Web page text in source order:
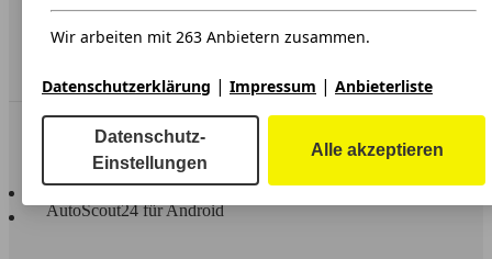
Service
In Verbindung bleiben
AutoScout24 für iOS
AutoScout24 für Android
Wir arbeiten mit 263 Anbietern zusammen.
Datenschutzerklärung | Impressum | Anbieterliste
Datenschutz-
Einstellungen
Alle akzeptieren